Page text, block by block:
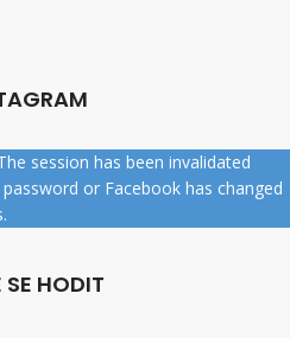
session has been invalidated
or Facebook has changed
SE HODIT